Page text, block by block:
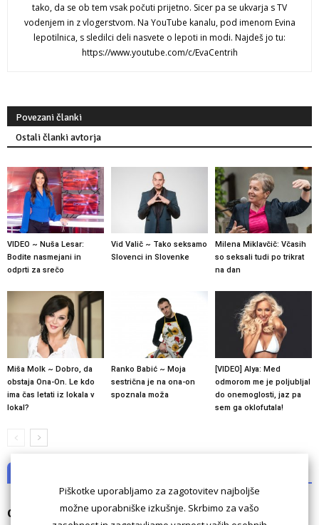
tako, da se ob tem vsak počuti prijetno. Sicer pa se ukvarja s TV
vodenjem in z vlogerstvom. Na YouTube kanalu, pod imenom Evina
lepotilnica, s sledilci deli nasvete o lepoti in modi. Najdeš jo tu:
https://www.youtube.com/c/EvaCentrih
Povezani članki
Ostali članki avtorja
VIDEO ~ Nuša Lesar:
Bodite nasmejani in
odprti za srečo
Vid Valič ~ Tako seksamo
Slovenci in Slovenke
Milena Miklavčič: Včasih
so seksali tudi po trikrat
na dan
Miša Molk ~ Dobro, da
obstaja Ona-On. Le kdo
ima čas letati iz lokala v
lokal?
Ranko Babić ~ Moja
sestrična je na ona-on
spoznala moža
[VIDEO] Alya: Med
odmorom me je poljubljal
do onemoglosti, jaz pa
sem ga oklofutala!
Odgovori
Piškotke uporabljamo za zagotovitev najboljše
možne uporabniške izkušnje. Skrbimo za vašo